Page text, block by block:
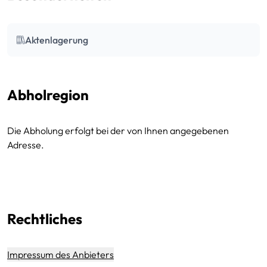
Aktenlagerung
Abholregion
Die Abholung erfolgt bei der von Ihnen angegebenen
Adresse.
Rechtliches
Impressum des Anbieters